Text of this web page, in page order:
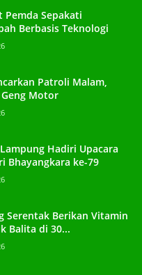
Pemda Sepakati
Berbasis Teknologi
Patroli Malam,
Motor
Hadiri Upacara
Bhayangkara ke-79
Serentak Berikan Vitamin
Balita di 30...